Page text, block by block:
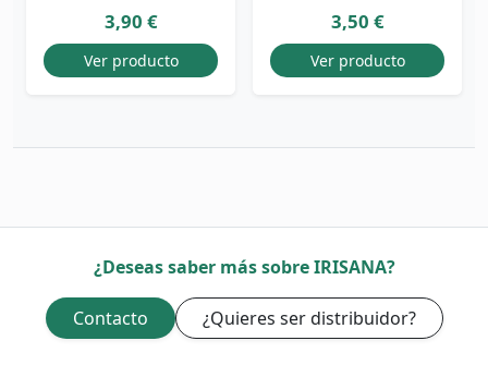
3,90 €
Ver producto
3,50 €
Ver producto
¿Deseas saber más sobre IRISANA?
Contacto ¿Quieres ser distribuidor?